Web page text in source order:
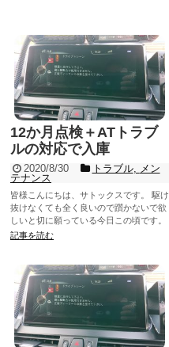
12か月点検＋ATトラブ
ルの対応で入庫
2020/8/30 トラブル,
メン
テナンス
皆様こんにちは、サトックスです。 駆け
抜けなくても全く良いので躓かないで欲
しいと切に願っている今日この頃です。
今回もこ...
記事を読む